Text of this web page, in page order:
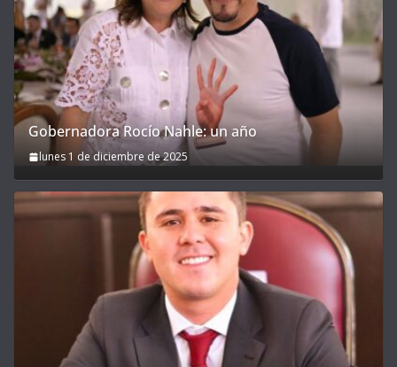
Gobernadora Rocío Nahle: un año
lunes 1 de diciembre de 2025